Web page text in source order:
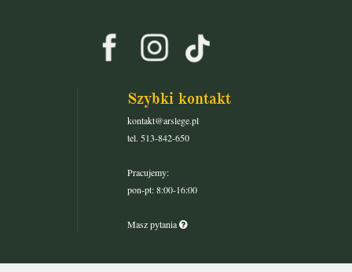
Szybki kontakt
kontakt@arslege.pl
tel. 513-842-650
Pracujemy:
pon-pt: 8:00-16:00
Masz pytania